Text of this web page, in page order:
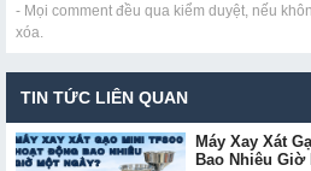
- Mọi comment đều qua kiểm duyệt, nếu
xóa.
TIN TỨC LIÊN QUAN
Máy Xay Xát
Bao Nhiêu Giờ